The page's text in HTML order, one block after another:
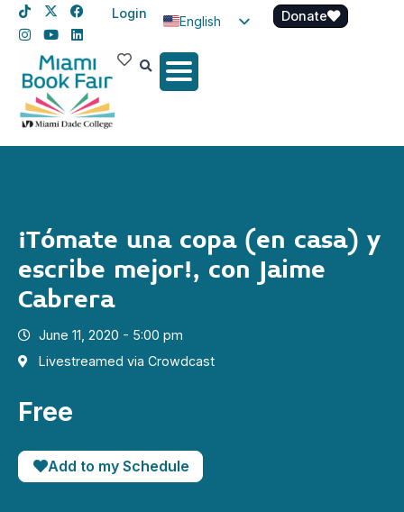
Login
English
Spanish
Donate
¡Tómate una copa (en casa) y
escribe mejor!, con Jaime
Cabrera
June 11, 2020 - 5:00 pm
Livestreamed via Crowdcast
Free
Add to my Schedule